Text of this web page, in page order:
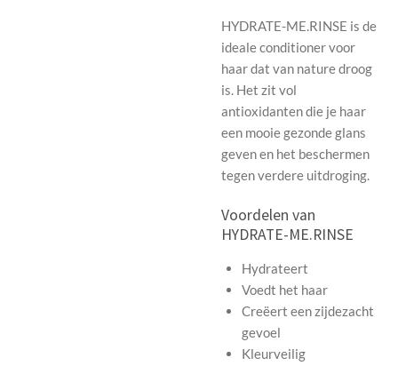
HYDRATE-ME.RINSE is de
ideale conditioner voor
haar dat van nature droog
is. Het zit vol
antioxidanten die je haar
een mooie gezonde glans
geven en het beschermen
tegen verdere uitdroging.
Voordelen van
HYDRATE-ME.RINSE
Hydrateert
Voedt het haar
Creëert een zijdezacht
gevoel
Kleurveilig